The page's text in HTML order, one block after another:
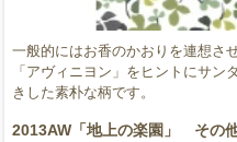
一般的にはお香のかおりを連想さ
「アヴィニヨン」をヒントにサ
きした素朴な柄です。
2013AW「地上の楽園」 その